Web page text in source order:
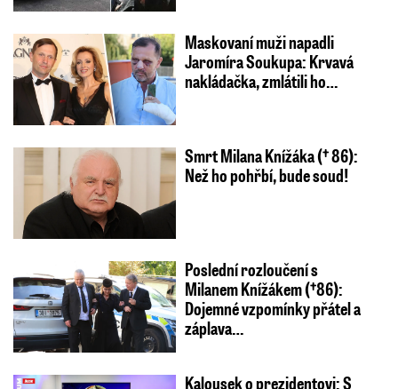
Maskovaní muži napadli
Jaromíra Soukupa: Krvavá
nakládačka, zmlátili ho…
Smrt Milana Knížáka († 86):
Než ho pohřbí, bude soud!
Poslední rozloučení s
Milanem Knížákem (†86):
Dojemné vzpomínky přátel a
záplava…
Kalousek o prezidentovi: S